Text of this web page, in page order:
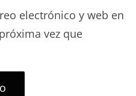
electrónico y web en
vez que